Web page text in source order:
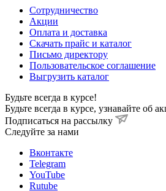
Сотрудничество
Акции
Оплата и доставка
Скачать прайс и каталог
Письмо директору
Пользовательское соглашение
Выгрузить каталог
Будьте всегда в курсе!
Будьте всегда в курсе, узнавайте об
Подписаться на рассылку
Cледуйте за нами
Вконтакте
Telegram
YouTube
Rutube